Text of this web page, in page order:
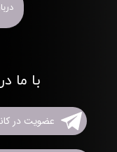
با ما
عضویت در